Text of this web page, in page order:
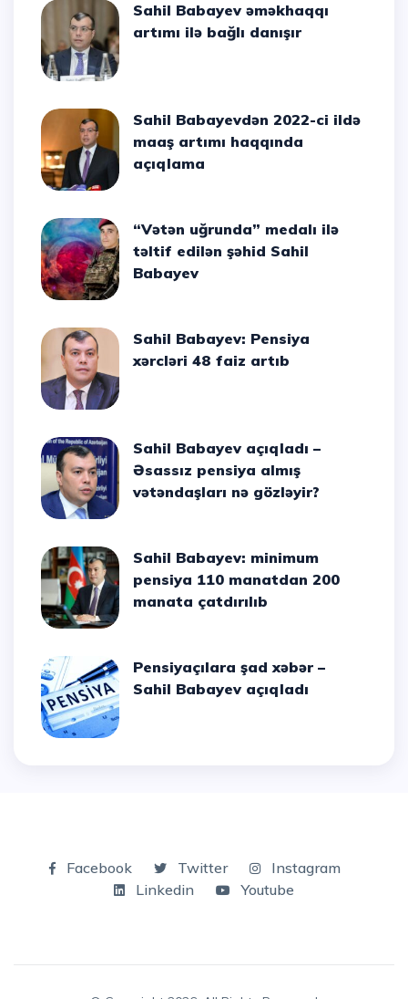
Sahil Babayev əməkhaqqı
artımı ilə bağlı danışır
Sahil Babayevdən 2022-ci ildə
maaş artımı haqqında
açıqlama
“Vətən uğrunda” medalı ilə
təltif edilən şəhid Sahil
Babayev
Sahil Babayev: Pensiya
xərcləri 48 faiz artıb
Sahil Babayev açıqladı –
Əsassız pensiya almış
vətəndaşları nə gözləyir?
Sahil Babayev: minimum
pensiya 110 manatdan 200
manata çatdırılıb
Pensiyaçılara şad xəbər –
Sahil Babayev açıqladı
Facebook Twitter
Instagram
Linkedin
Youtube